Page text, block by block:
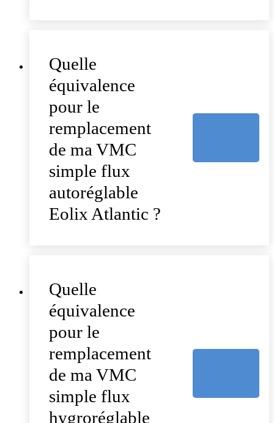
Quelle
équivalence
pour le
remplacement
de ma VMC
simple flux
autoréglable
Eolix Atlantic ?
Quelle
équivalence
pour le
remplacement
de ma VMC
simple flux
hygroréglable